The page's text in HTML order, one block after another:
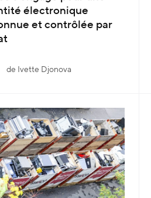
électronique
et contrôlée par
de Ivette Djonova